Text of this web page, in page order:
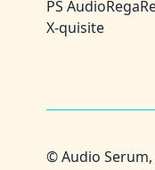
PS AudioRega
X-quisite
© Audio